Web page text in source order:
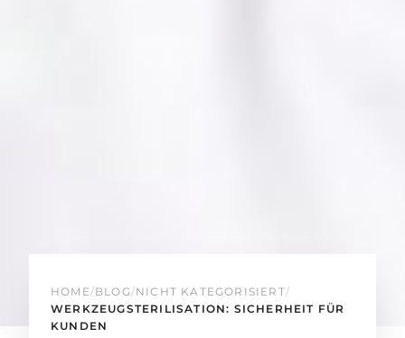
HOME /BLOG /NICHT KATEGORISIERT/
WERKZEUGSTERILISATION: SICHERHEIT FÜR
KUNDEN